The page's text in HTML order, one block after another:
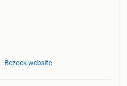
Bezoek website